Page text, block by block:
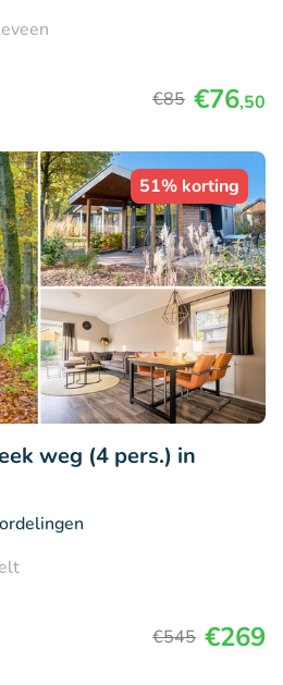
€85 €76,50
51% korting
weg (4 pers.) in
€545 €269